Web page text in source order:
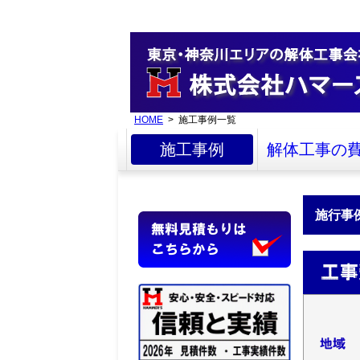
HOME > 施工事例一覧
施工事例 解体工事の
施行事